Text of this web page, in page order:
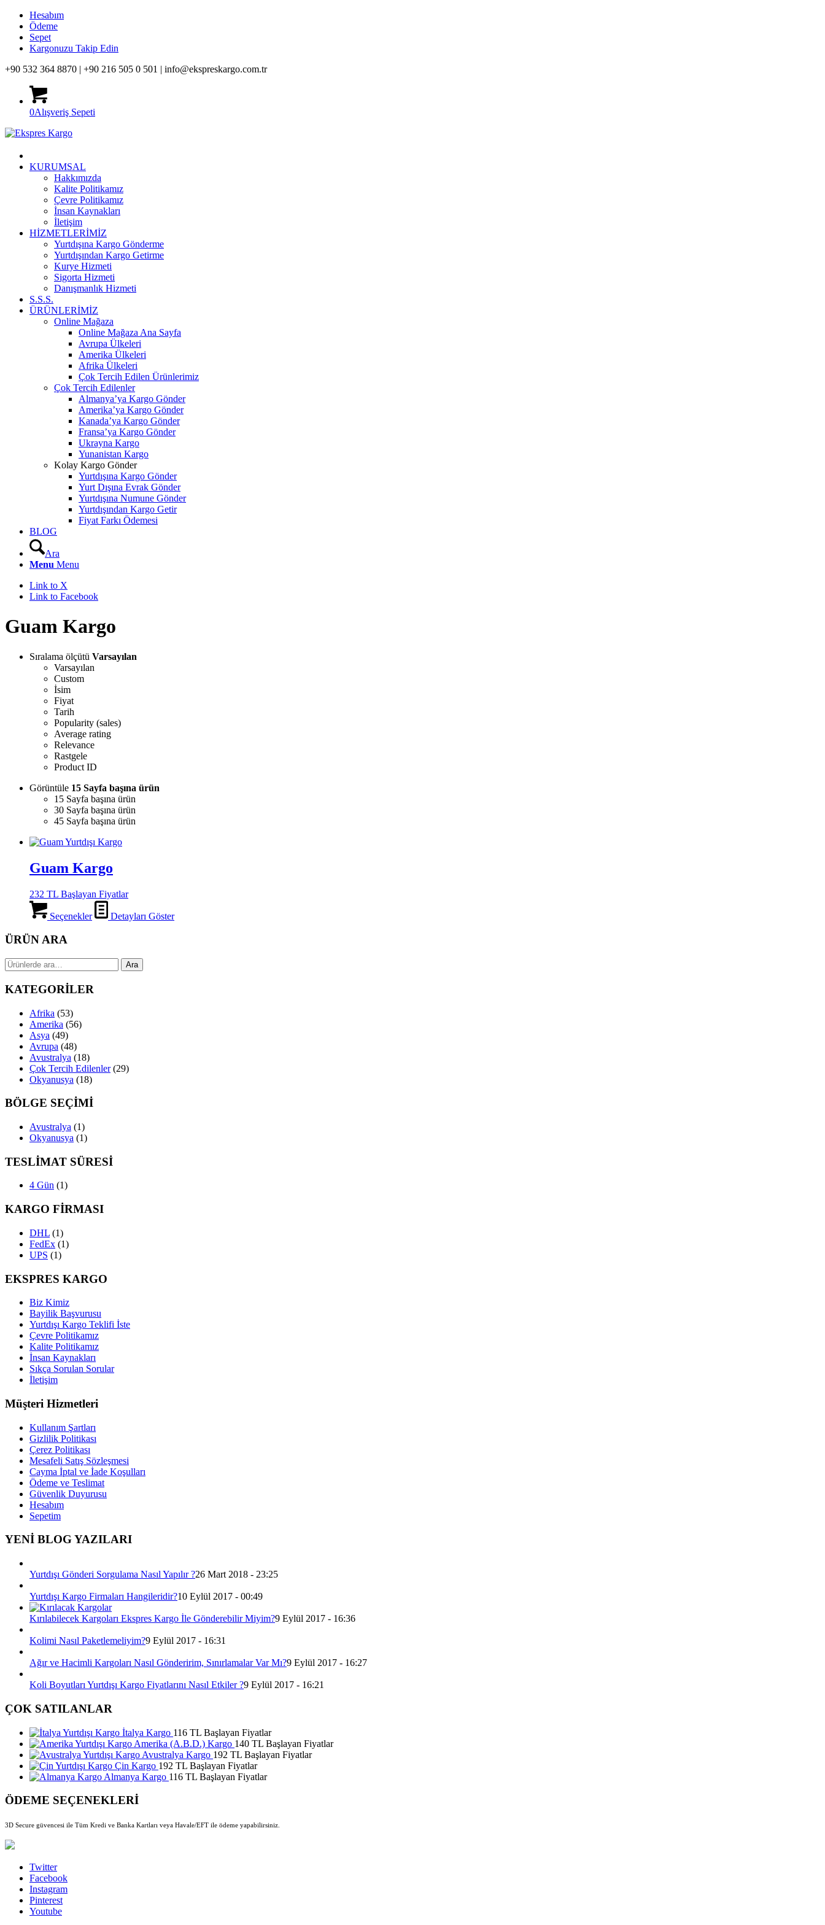
Hesabım
Ödeme
Sepet
Kargonuzu Takip Edin
+90 532 364 8870 | +90 216 505 0 501 | info@ekspreskargo.com.tr
0Alışveriş Sepeti
KURUMSAL
Hakkımızda
Kalite Politikamız
Çevre Politikamız
İnsan Kaynakları
İletişim
HİZMETLERİMİZ
Yurtdışına Kargo Gönderme
Yurtdışından Kargo Getirme
Kurye Hizmeti
Sigorta Hizmeti
Danışmanlık Hizmeti
S.S.S.
ÜRÜNLERİMİZ
Online Mağaza
Online Mağaza Ana Sayfa
Avrupa Ülkeleri
Amerika Ülkeleri
Afrika Ülkeleri
Çok Tercih Edilen Ürünlerimiz
Çok Tercih Edilenler
Almanya’ya Kargo Gönder
Amerika’ya Kargo Gönder
Kanada’ya Kargo Gönder
Fransa’ya Kargo Gönder
Ukrayna Kargo
Yunanistan Kargo
Kolay Kargo Gönder
Yurtdışına Kargo Gönder
Yurt Dışına Evrak Gönder
Yurtdışına Numune Gönder
Yurtdışından Kargo Getir
Fiyat Farkı Ödemesi
BLOG
Ara
Menu Menu
Link to X
Link to Facebook
Guam Kargo
Sıralama ölçütü Varsayılan
Varsayılan
Custom
İsim
Fiyat
Tarih
Popularity (sales)
Average rating
Relevance
Rastgele
Product ID
Görüntüle 15 Sayfa başına ürün
15 Sayfa başına ürün
30 Sayfa başına ürün
45 Sayfa başına ürün
Guam Kargo
232 TL Başlayan Fiyatlar
Seçenekler Detayları Göster
ÜRÜN ARA
Ara: Ara
KATEGORİLER
Afrika (53)
Amerika (56)
Asya (49)
Avrupa (48)
Avustralya (18)
Çok Tercih Edilenler (29)
Okyanusya (18)
BÖLGE SEÇİMİ
Avustralya (1)
Okyanusya (1)
TESLİMAT SÜRESİ
4 Gün (1)
KARGO FİRMASI
DHL (1)
FedEx (1)
UPS (1)
EKSPRES KARGO
Biz Kimiz
Bayilik Başvurusu
Yurtdışı Kargo Teklifi İste
Çevre Politikamız
Kalite Politikamız
İnsan Kaynakları
Sıkça Sorulan Sorular
İletişim
Müşteri Hizmetleri
Kullanım Şartları
Gizlilik Politikası
Çerez Politikası
Mesafeli Satış Sözleşmesi
Cayma İptal ve İade Koşulları
Ödeme ve Teslimat
Güvenlik Duyurusu
Hesabım
Sepetim
YENİ BLOG YAZILARI
Yurtdışı Gönderi Sorgulama Nasıl Yapılır ?26 Mart 2018 - 23:25
Yurtdışı Kargo Firmaları Hangileridir?10 Eylül 2017 - 00:49
Kırılabilecek Kargoları Ekspres Kargo İle Gönderebilir Miyim?9 Eylül 2017 - 16:36
Kolimi Nasıl Paketlemeliyim?9 Eylül 2017 - 16:31
Ağır ve Hacimli Kargoları Nasıl Gönderirim, Sınırlamalar Var Mı?9 Eylül 2017 - 16:27
Koli Boyutları Yurtdışı Kargo Fiyatlarını Nasıl Etkiler ?9 Eylül 2017 - 16:21
ÇOK SATILANLAR
İtalya Kargo 116 TL Başlayan Fiyatlar
Amerika (A.B.D.) Kargo 140 TL Başlayan Fiyatlar
Avustralya Kargo 192 TL Başlayan Fiyatlar
Çin Kargo 192 TL Başlayan Fiyatlar
Almanya Kargo 116 TL Başlayan Fiyatlar
ÖDEME SEÇENEKLERİ
3D Secure güvencesi ile Tüm Kredi ve Banka Kartları veya Havale/EFT ile ödeme yapabilirsiniz.
Twitter
Facebook
Instagram
Pinterest
Youtube